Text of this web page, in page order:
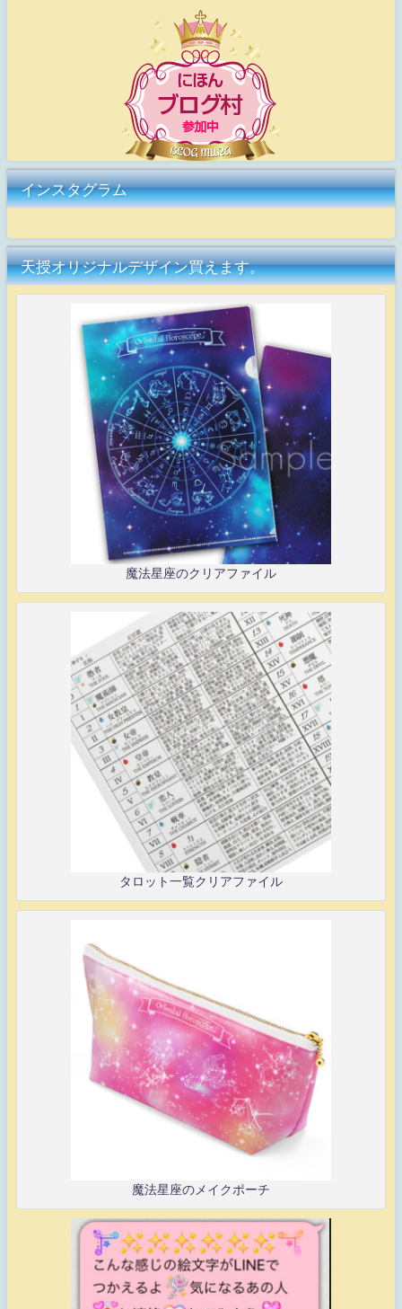
インスタグラム
天授オリジナルデザイン買えます。
魔法星座のクリアファイル
タロット一覧クリアファイル
魔法星座のメイクポーチ